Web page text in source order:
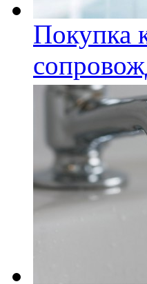
Покупка